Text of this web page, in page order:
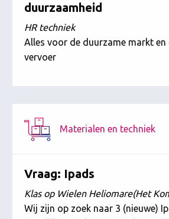
duurzaamheid
HR techniek
Alles voor de duurzame markt en
vervoer
Materialen en techniek
Vraag: Ipads
Klas op Wielen Heliomare(Het
Wij zijn op zoek naar 3 (nieuwe)